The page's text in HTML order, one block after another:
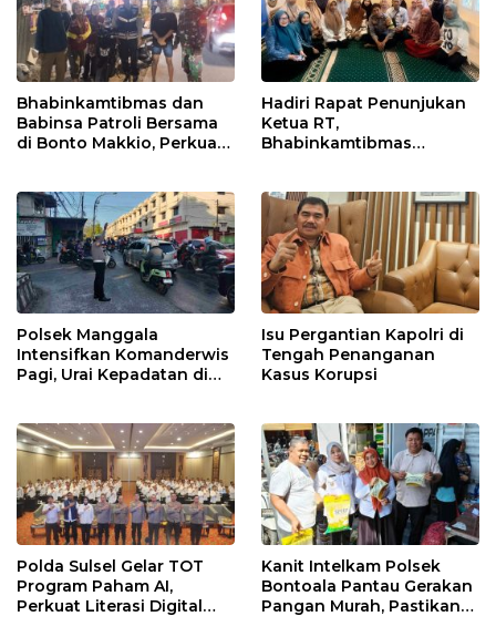
Bhabinkamtibmas dan
Babinsa Patroli Bersama
di Bonto Makkio, Perkuat
Hadiri Rapat Penunjukan
Ketua RT,
Bhabinkamtibmas
dengan Warga
Polsek Manggala
Intensifkan Komanderwis
Pagi, Urai Kepadatan di
Isu Pergantian Kapolri di
Tengah Penanganan
Kasus Korupsi
Polda Sulsel Gelar TOT
Program Paham AI,
Perkuat Literasi Digital
Kanit Intelkam Polsek
Bontoala Pantau Gerakan
Pangan Murah, Pastikan